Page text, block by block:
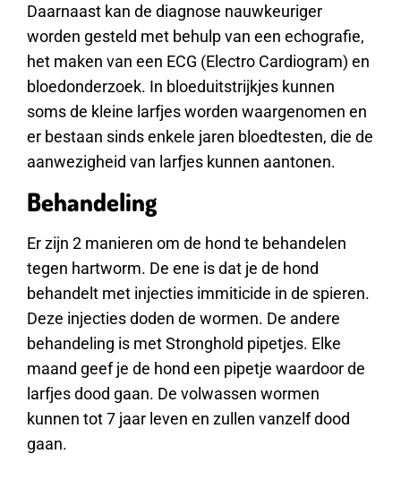
Daarnaast kan de diagnose nauwkeuriger
worden gesteld met behulp van een echografie,
het maken van een ECG (Electro Cardiogram) en
bloedonderzoek. In bloeduitstrijkjes kunnen
soms de kleine larfjes worden waargenomen en
er bestaan sinds enkele jaren bloedtesten, die de
aanwezigheid van larfjes kunnen aantonen.
Behandeling
Er zijn 2 manieren om de hond te behandelen
tegen hartworm. De ene is dat je de hond
behandelt met injecties immiticide in de spieren.
Deze injecties doden de wormen. De andere
behandeling is met Stronghold pipetjes. Elke
maand geef je de hond een pipetje waardoor de
larfjes dood gaan. De volwassen wormen
kunnen tot 7 jaar leven en zullen vanzelf dood
gaan.